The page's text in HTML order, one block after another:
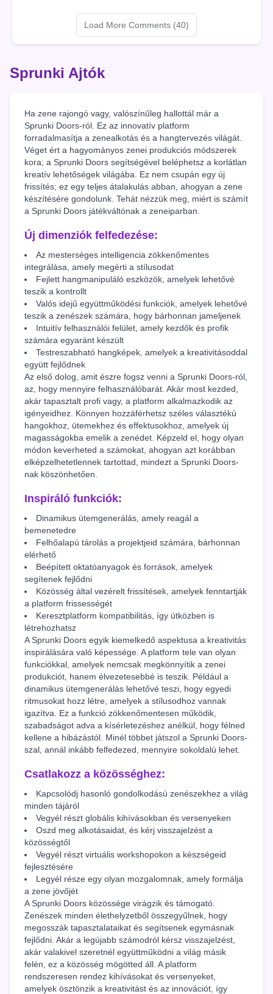
Load More Comments (40)
Sprunki Ajtók
Ha zene rajongó vagy, valószínűleg hallottál már a
Sprunki Doors-ról. Ez az innovatív platform
forradalmasítja a zenealkotás és a hangtervezés világát.
Véget ért a hagyományos zenei produkciós módszerek
kora; a Sprunki Doors segítségével beléphetsz a korlátlan
kreatív lehetőségek világába. Ez nem csupán egy új
frissítés; ez egy teljes átalakulás abban, ahogyan a zene
készítésére gondolunk. Tehát nézzük meg, miért is számít
a Sprunki Doors játékváltónak a zeneiparban.
Új dimenziók felfedezése:
Az mesterséges intelligencia zökkenőmentes
integrálása, amely megérti a stílusodat
Fejlett hangmanipuláló eszközök, amelyek lehetővé
teszik a kontrollt
Valós idejű együttműködési funkciók, amelyek lehetővé
teszik a zenészek számára, hogy bárhonnan jameljenek
Intuitív felhasználói felület, amely kezdők és profik
számára egyaránt készült
Testreszabható hangképek, amelyek a kreativitásoddal
együtt fejlődnek
Az első dolog, amit észre fogsz venni a Sprunki Doors-ról,
az, hogy mennyire felhasználóbarát. Akár most kezded,
akár tapasztalt profi vagy, a platform alkalmazkodik az
igényeidhez. Könnyen hozzáférhetsz széles választékú
hangokhoz, ütemekhez és effektusokhoz, amelyek új
magasságokba emelik a zenédet. Képzeld el, hogy olyan
módon keverheted a számokat, ahogyan azt korábban
elképzelhetetlennek tartottad, mindezt a Sprunki Doors-
nak köszönhetően.
Inspiráló funkciók:
Dinamikus ütemgenerálás, amely reagál a
bemenetedre
Felhőalapú tárolás a projektjeid számára, bárhonnan
elérhető
Beépített oktatóanyagok és források, amelyek
segítenek fejlődni
Közösség által vezérelt frissítések, amelyek fenntartják
a platform frissességét
Keresztplatform kompatibilitás, így útközben is
létrehozhatsz
A Sprunki Doors egyik kiemelkedő aspektusa a kreativitás
inspirálására való képessége. A platform tele van olyan
funkciókkal, amelyek nemcsak megkönnyítik a zenei
produkciót, hanem élvezetesebbé is teszik. Például a
dinamikus ütemgenerálás lehetővé teszi, hogy egyedi
ritmusokat hozz létre, amelyek a stílusodhoz vannak
igazítva. Ez a funkció zökkenőmentesen működik,
szabadságot adva a kísérletezéshez anélkül, hogy félned
kellene a hibázástól. Minél többet játszol a Sprunki Doors-
szal, annál inkább felfedezed, mennyire sokoldalú lehet.
Csatlakozz a közösséghez:
Kapcsolódj hasonló gondolkodású zenészekhez a világ
minden tájáról
Vegyél részt globális kihívásokban és versenyeken
Oszd meg alkotásaidat, és kérj visszajelzést a
közösségtől
Vegyél részt virtuális workshopokon a készségeid
fejlesztésére
Legyél része egy olyan mozgalomnak, amely formálja
a zene jövőjét
A Sprunki Doors közössége virágzik és támogató.
Zenészek minden élethelyzetből összegyűlnek, hogy
megosszák tapasztalataikat és segítsenek egymásnak
fejlődni. Akár a legújabb számodról kérsz visszajelzést,
akár valakivel szeretnél együttműködni a világ másik
felén, ez a közösség mögötted áll. A platform
rendszeresen rendez kihívásokat és versenyeket,
amelyek ösztönzik a kreativitást és az innovációt, így